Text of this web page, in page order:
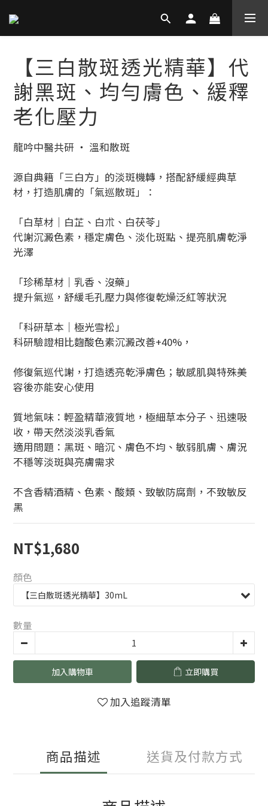
【三白散斑透光精華】代
謝黑斑、均勻膚色、緩釋
老化壓力
龍吟中醫共研 ‧ 溫和散斑
源自典籍「三白方」的淡斑機轉，搭配舒緩經典草
材，打造肌膚的「氣巡散斑」：
「白草材｜白芷、白朮、白茯苓」
代謝沉澱色素，穩定膚色、淡化斑點、提亮肌膚乾淨
光澤
「珍稀草材｜乳香、沒藥」
提升氣巡，舒緩毛孔壓力與修復乾燥泛紅等狀況
「科研草本｜極光雪松」
科研驗證相比麴酸色素沉澱改善+40%，
修復氣巡代謝，打造透亮乾淨膚色；敏感肌與特殊美
容後亦能安心使用
質地氣味：輕盈精華液質地，極細草本分子、迅速吸
收，帶天然淡淡乳香氣
適用問題：黑斑、暗沉、膚色不均、敏弱肌膚、膚況
不穩等淡斑與亮膚需求
不含香精酒精、色素、酸類、致敏防腐劑，不致敏反
黑
NT$1,680
顏色
數量
加入購物車 立即購買
加入追蹤清單
商品描述 送貨及付款方式